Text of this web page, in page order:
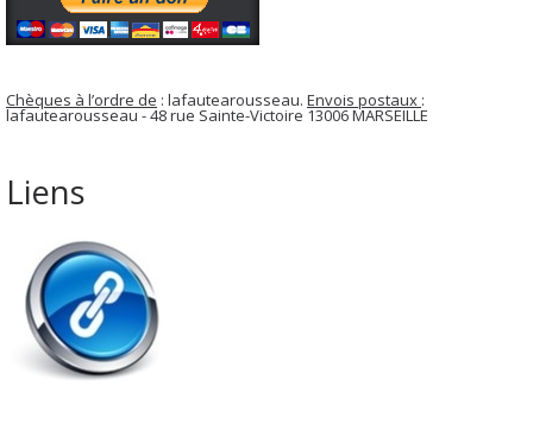
Chèques à l’ordre de : lafautearousseau. Envois postaux :
lafautearousseau - 48 rue Sainte-Victoire 13006 MARSEILLE
Liens